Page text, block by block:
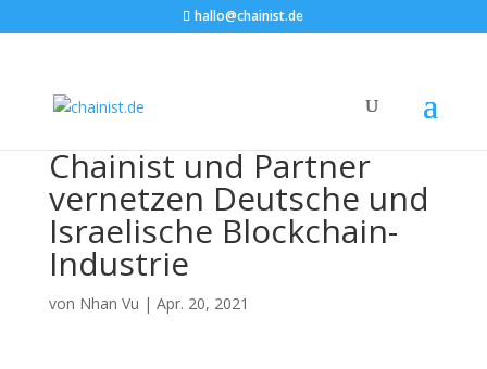
hallo@chainist.de
Chainist und Partner
vernetzen Deutsche und
Israelische Blockchain-
Industrie
von Nhan Vu | Apr. 20, 2021